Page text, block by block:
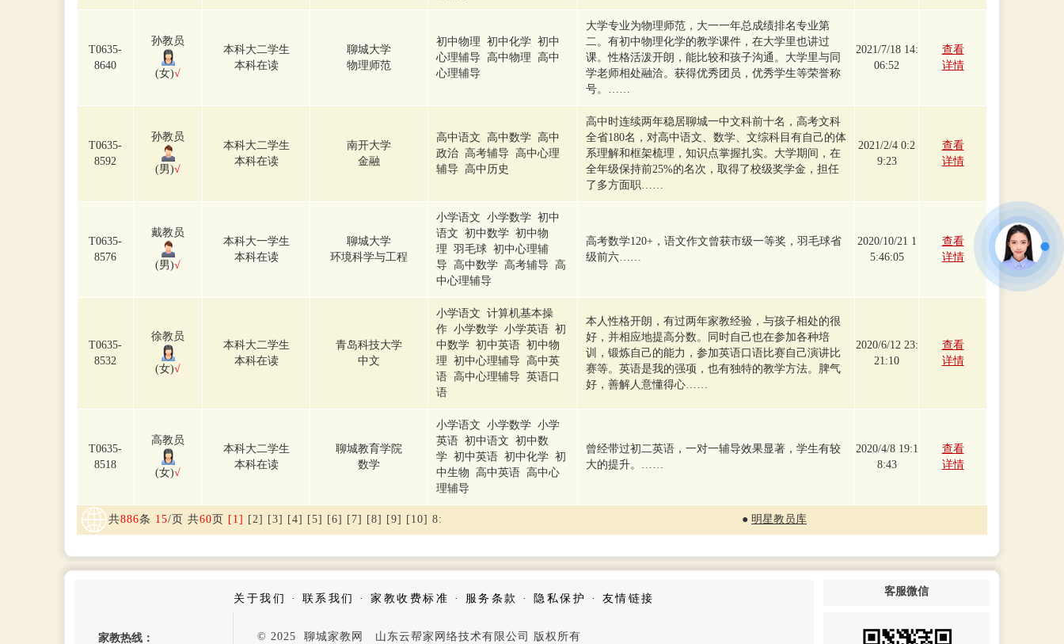
T0635-
8640
孙教员
(女)√
本科大二学生
本科在读
聊城大学
物理师范
初中物理 初中化学 初中
心理辅导 高中物理 高中
心理辅导
大学专业为物理师范，大一一年总成绩排名专业第
二。有初中物理化学的教学课件，在大学里也讲过
课。性格活泼开朗，能比较和孩子沟通。大学里与同
学老师相处融洽。获得优秀团员，优秀学生等荣誉称
号。……
2021/7/18 14:
06:52
查看
详情
T0635-
8592
孙教员
(男)√
本科大二学生
本科在读
南开大学
金融
高中语文 高中数学 高中
政治 高考辅导 高中心理
辅导 高中历史
高中时连续两年稳居聊城一中文科前十名，高考文科
全省180名，对高中语文、数学、文综科目有自己的体
系理解和框架梳理，知识点掌握扎实。大学期间，在
全年级保持前25%的名次，取得了校级奖学金，担任
了多方面职……
2021/2/4 0:2
9:23
查看
详情
T0635-
8576
戴教员
(男)√
本科大一学生
本科在读
聊城大学
环境科学与工程
小学语文 小学数学 初中
语文 初中数学 初中物
理 羽毛球 初中心理辅
导 高中数学 高考辅导 高
中心理辅导
高考数学120+，语文作文曾获市级一等奖，羽毛球省
级前六……
2020/10/21 1
5:46:05
查看
详情
T0635-
8532
徐教员
(女)√
本科大二学生
本科在读
青岛科技大学
中文
小学语文 计算机基本操
作 小学数学 小学英语 初
中数学 初中英语 初中物
理 初中心理辅导 高中英
语 高中心理辅导 英语口
语
本人性格开朗，有过两年家教经验，与孩子相处的很
好，并相应地提高分数。同时自己也在参加各种培
训，锻炼自己的能力，参加英语口语比赛自己演讲比
赛等。英语是我的强项，也有独特的教学方法。脾气
好，善解人意懂得心……
2020/6/12 23:
21:10
查看
详情
T0635-
8518
高教员
(女)√
本科大二学生
本科在读
聊城教育学院
数学
小学语文 小学数学 小学
英语 初中语文 初中数
学 初中英语 初中化学 初
中生物 高中英语 高中心
理辅导
曾经带过初二英语，一对一辅导效果显著，学生有较
大的提升。……
2020/4/8 19:1
8:43
查看
详情
共886条 15/页 共60页 [1] [2] [3] [4] [5] [6] [7] [8] [9] [10] 8: ● 明星教员库
关于我们 · 联系我们 ·家教收费标准 · 服务条款 · 隐私保护 · 友情链接
家教热线： © 2025 聊城家教网 山东云帮家网络技术有限公司 版权所有
客服微信